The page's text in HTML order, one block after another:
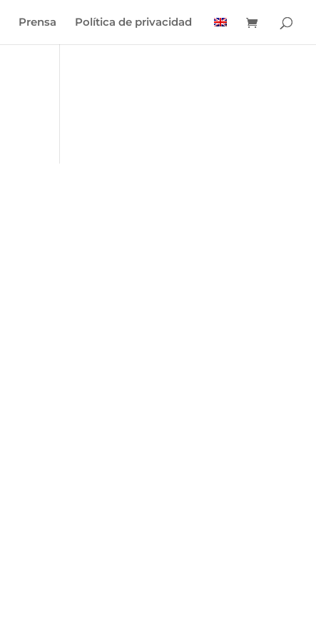
Prensa Política de privacidad